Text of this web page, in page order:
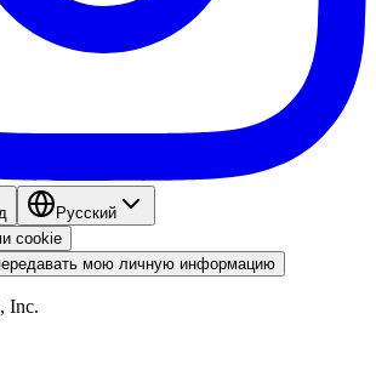
Pyccкий
cookie
мою личную информацию
Inc.